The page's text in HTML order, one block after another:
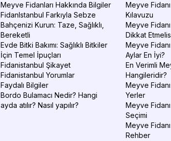
Meyve Fidanları Hakkında Bilgiler
FidanIstanbul Farkıyla Sebze
Bahçenizi Kurun: Taze, Sağlıklı,
Bereketli
Evde Bitki Bakımı: Sağlıklı Bitkiler
İçin Temel İpuçları
Fidanistanbul Şikayet
Fidanistanbul Yorumlar
Faydalı Bilgiler
Bordo Bulamacı Nedir? Hangi
ayda atılır? Nasıl yapılır?
Meyve
Kılavuzu
Meyve
Dikkat
Meyve
Aylar En İyi?
En Verimli
Hangileridir?
Meyve
Yerler
Meyve
Seçimi
Meyve Fidanı
Rehber